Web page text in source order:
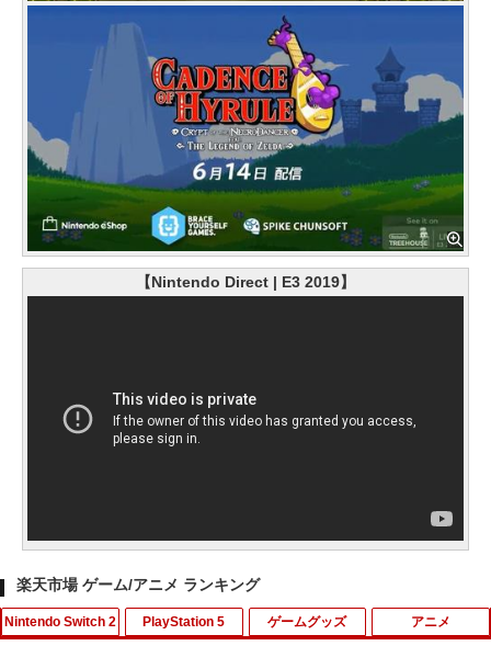
【Nintendo Direct | E3 2019】
楽天市場 ゲーム/アニメ ランキング
Nintendo Switch 2 PlayStation 5 ゲームグッズ アニメ